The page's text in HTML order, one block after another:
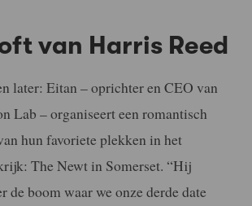
van Harris Reed
later: Eitan – oprichter en CEO van
Lab – organiseert een romantisch
hun favoriete plekken in het
The Newt in Somerset. “Hij
de boom waar we onze derde date